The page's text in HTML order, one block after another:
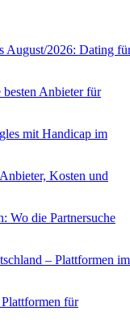
August/2026: Dating
Anbieter für
mit Handicap im
Kosten und
Wo die Partnersuche
– Plattformen im
für